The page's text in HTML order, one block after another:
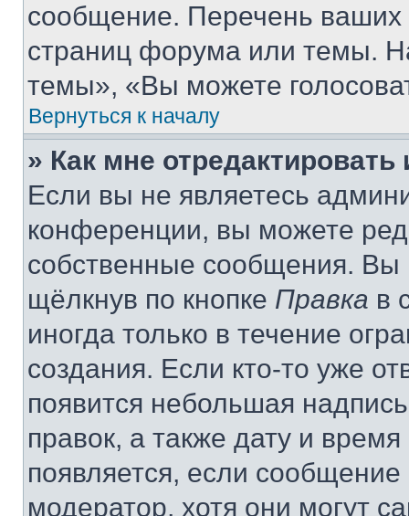
сообщение. Перечень ваших
страниц форума или темы.
темы», «Вы можете
Вернуться к началу
» Как мне
Если вы не являетесь
конференции, вы можете
собственные сообщения. Вы
щёлкнув по кнопке Правка в
иногда только в течение
создания. Если кто-то уже
появится небольшая
правок, а также дату и
появляется, если
модератор, хотя они могут